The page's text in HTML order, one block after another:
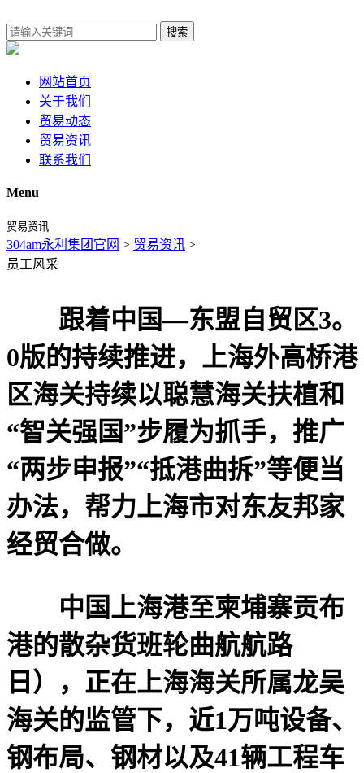
搜索
网站首页
关于我们
贸易动态
贸易资讯
联系我们
Menu
贸易资讯
304am永利集团官网 > 贸易资讯 >
员工风采
跟着中国—东盟自贸区3。
0版的持续推进，上海外高桥港
区海关持续以聪慧海关扶植和
“智关强国”步履为抓手，推广
“两步申报”“抵港曲拆”等便当
办法，帮力上海市对东友邦家
经贸合做。
中国上海港至柬埔寨贡布
港的散杂货班轮曲航航路
日），正在上海海关所属龙吴
海关的监管下，近1万吨设备、
钢布局、钢材以及41辆工程车